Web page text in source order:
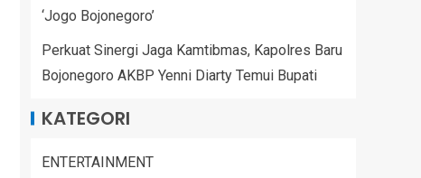
‘Jogo Bojonegoro’
Perkuat Sinergi Jaga Kamtibmas, Kapolres Baru
Bojonegoro AKBP Yenni Diarty Temui Bupati
KATEGORI
ENTERTAINMENT